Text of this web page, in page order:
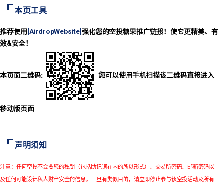
本页工具
推荐使用 [AirdropWebsite] 强化您的空投糖果推广链接！使它更精美、有
效&安全！
本页面二维码: 您可以使用手机扫描该二维码直接进入
移动版页面
声明须知
注意：任何空投不会要您的私钥（包括助记词在内的所以形式）、交易所密码、邮箱密码以
及任何可能设计私人财产安全的信息。一旦有类似目的，请立即停止参与该空投活动及所有